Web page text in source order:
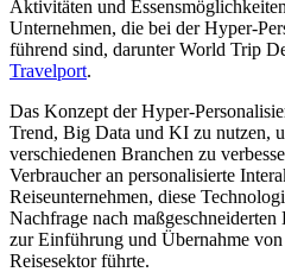
Aktivitäten und
Unternehmen, die bei der Hyper-
führend sind, darunter World Trip
Travelport.
Das Konzept der Hyper-
Trend, Big Data und KI zu nutzen,
verschiedenen Branchen zu
Verbraucher an personalisierte
Reiseunternehmen, diese
Nachfrage nach
zur Einführung und Übernahme
Reisesektor führte.